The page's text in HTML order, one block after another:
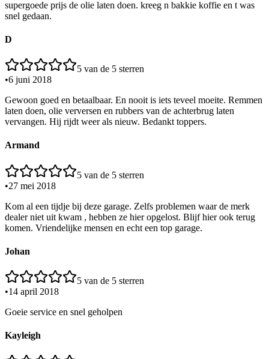
supergoede prijs de olie laten doen. kreeg n bakkie koffie en t was
snel gedaan.
D
5 van de 5 sterren
•6 juni 2018
Gewoon goed en betaalbaar. En nooit is iets teveel moeite. Remmen
laten doen, olie verversen en rubbers van de achterbrug laten
vervangen. Hij rijdt weer als nieuw. Bedankt toppers.
Armand
5 van de 5 sterren
•27 mei 2018
Kom al een tijdje bij deze garage. Zelfs problemen waar de merk
dealer niet uit kwam , hebben ze hier opgelost. Blijf hier ook terug
komen. Vriendelijke mensen en echt een top garage.
Johan
5 van de 5 sterren
•14 april 2018
Goeie service en snel geholpen
Kayleigh